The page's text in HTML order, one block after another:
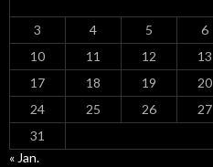
3
4 5 6
10
11 12 13
17
18 19 20
24
25 26 27
31
« Jan.